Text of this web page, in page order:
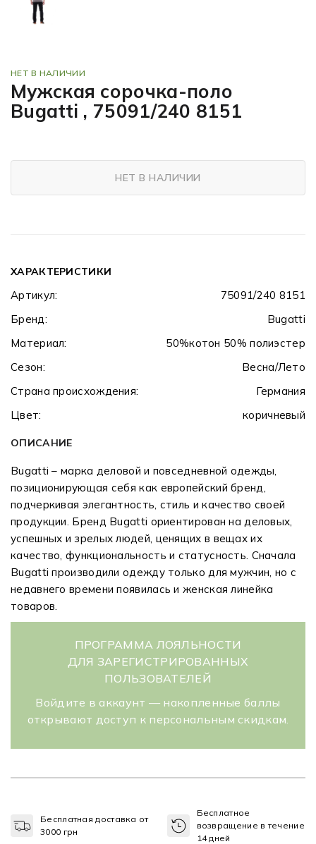
НЕТ В НАЛИЧИИ
Мужская сорочка-поло
Bugatti , 75091/240 8151
НЕТ В НАЛИЧИИ
ХАРАКТЕРИСТИКИ
Артикул:
75091/240 8151
Бренд:
Bugatti
Материал:
50%котон 50% полиэстер
Сезон:
Весна/Лето
Страна происхождения:
Германия
Цвет:
коричневый
ОПИСАНИЕ
Bugatti – марка деловой и повседневной одежды,
позиционирующая себя как европейский бренд,
подчеркивая элегантность, стиль и качество своей
продукции. Бренд Bugatti ориентирован на деловых,
успешных и зрелых людей, ценящих в вещах их
качество, функциональность и статусность. Сначала
Bugatti производили одежду только для мужчин, но с
недавнего времени появилась и женская линейка
товаров.
ПРОГРАММА ЛОЯЛЬНОСТИ
ДЛЯ ЗАРЕГИСТРИРОВАННЫХ
ПОЛЬЗОВАТЕЛЕЙ
Войдите в аккаунт — накопленные баллы
открывают доступ к персональным скидкам.
Бесплатная доставка от
3000 грн
Бесплатное
возвращение в течение
14 дней